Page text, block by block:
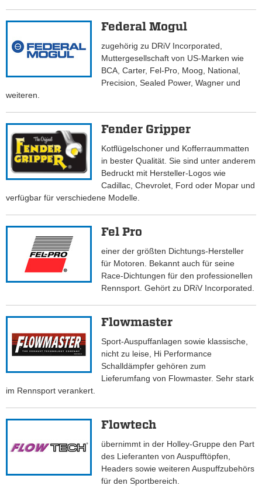
Federal Mogul
zugehörig zu DRiV Incorporated,
Muttergesellschaft von US-Marken wie
BCA, Carter, Fel-Pro, Moog, National,
Precision, Sealed Power, Wagner und
weiteren.
Fender Gripper
Kotflügelschoner und Kofferraummatten
in bester Qualität. Sie sind unter anderem
Bedruckt mit Hersteller-Logos wie
Cadillac, Chevrolet, Ford oder Mopar und
verfügbar für verschiedene Modelle.
Fel Pro
einer der größten Dichtungs-Hersteller
für Motoren. Bekannt auch für seine
Race-Dichtungen für den professionellen
Rennsport. Gehört zu DRiV Incorporated.
Flowmaster
Sport-Auspuffanlagen sowie klassische,
nicht zu leise, Hi Performance
Schalldämpfer gehören zum
Lieferumfang von Flowmaster. Sehr stark
im Rennsport verankert.
Flowtech
übernimmt in der Holley-Gruppe den Part
des Lieferanten von Auspufftöpfen,
Headers sowie weiteren Auspuffzubehörs
für den Sportbereich.